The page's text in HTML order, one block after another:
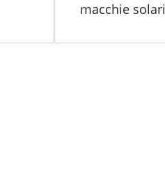
macchie solari